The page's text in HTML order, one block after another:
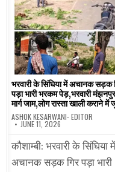
भरवारी के सिंघिया में अचानक सड़क
पड़ा भारी भरकम पेड़,भरवारी
मार्ग जाम,लोग रास्ता खाली कराने में
ASHOK KESARWANI- EDITOR
JUNE 11, 2026
कौशाम्बी: भरवारी के सिंघिया में
अचानक सड़क गिर पड़ा भारी